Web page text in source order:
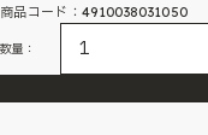
商品コード：4910038031050
数量：